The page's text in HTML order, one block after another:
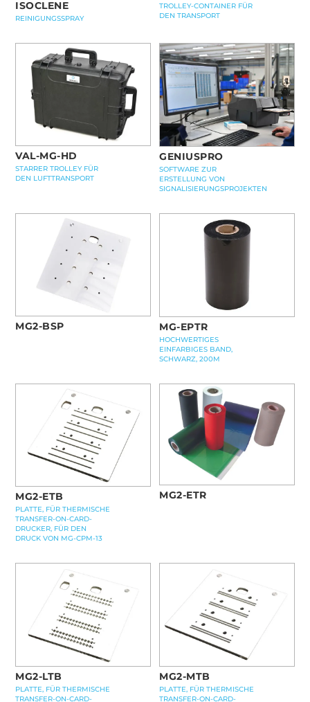
ISOCLENE
REINIGUNGSSPRAY
TROLLEY-CONTAINER FÜR
DEN TRANSPORT
VAL-MG-HD
STARRER TROLLEY FÜR
DEN LUFTTRANSPORT
GENIUSPRO
SOFTWARE ZUR
ERSTELLUNG VON
SIGNALISIERUNGSPROJEKTEN
MG2-BSP MG-EPTR
HOCHWERTIGES
EINFARBIGES BAND,
SCHWARZ, 200M
MG2-ETB
PLATTE, FÜR THERMISCHE
TRANSFER-ON-CARD-
DRUCKER, FÜR DEN
DRUCK VON MG-CPM-13
MG2-ETR
MG2-LTB
PLATTE, FÜR THERMISCHE
TRANSFER-ON-CARD-
MG2-MTB
PLATTE, FÜR THERMISCHE
TRANSFER-ON-CARD-